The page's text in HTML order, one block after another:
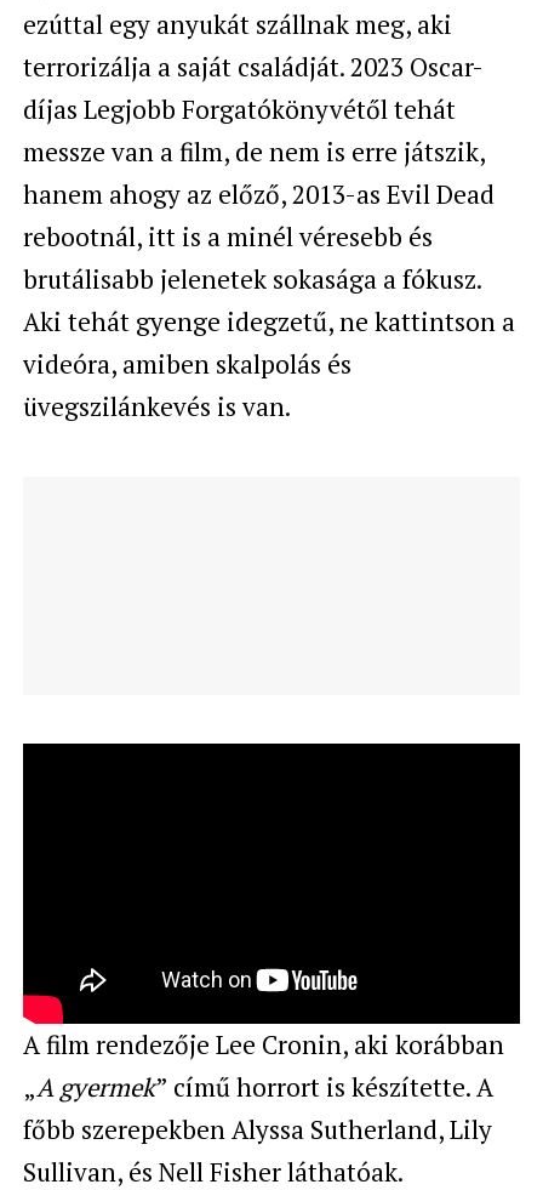
ezúttal egy anyukát szállnak meg, aki
terrorizálja a saját családját. 2023 Oscar-
díjas Legjobb Forgatókönyvétől tehát
messze van a film, de nem is erre játszik,
hanem ahogy az előző, 2013-as Evil Dead
rebootnál, itt is a minél véresebb és
brutálisabb jelenetek sokasága a fókusz.
Aki tehát gyenge idegzetű, ne kattintson a
videóra, amiben skalpolás és
üvegszilánkevés is van.
A film rendezője Lee Cronin, aki korábban
„A gyermek” című horrort is készítette. A
főbb szerepekben Alyssa Sutherland, Lily
Sullivan, és Nell Fisher láthatóak.